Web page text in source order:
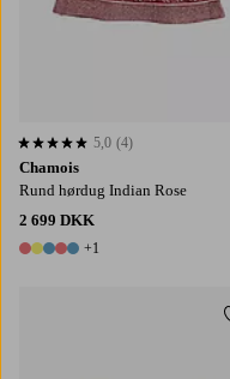
Chamois
Rund hørdug Indian Rose
2 699 DKK
6 farver
+1
5,0 baseret på 4 bedømmelser
5,0 (4)